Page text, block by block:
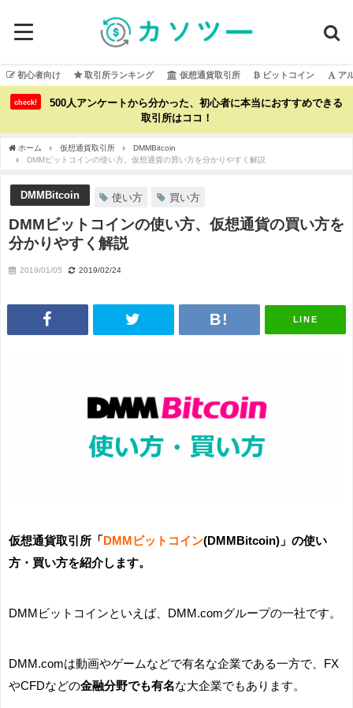
初心者向け 取引所ランキング 仮想通貨取引所 ビットコイン ア
check!
500人アンケートから分かった、初心者に本当におすすめできる
取引所はココ！
ホーム 仮想通貨取引所
DMMBitcoin
DMMビットコインの使い方、仮想通貨の買い方を分かりやすく解説
DMMBitcoin 使い方 買い方
DMMビットコインの使い方、仮想通貨の買い方を
分かりやすく解説
2019/01/05 2019/02/24
LINE
仮想通貨取引所「 DMMビットコイン(DMMBitcoin)」の使い
方・買い方を紹介します。
DMMビットコインといえば、DMM.comグループの一社です。
DMM.comは動画やゲームなどで有名な企業である一方で、FX
やCFDなどの金融分野でも有名な大企業でもあります。